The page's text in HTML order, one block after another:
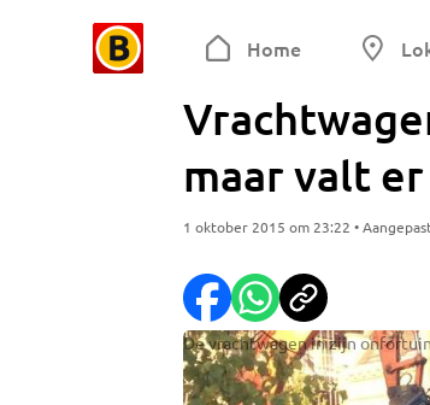
Home
maar valt
1 oktober 2015 om 23:22 •
De vrachtwagen in zijn